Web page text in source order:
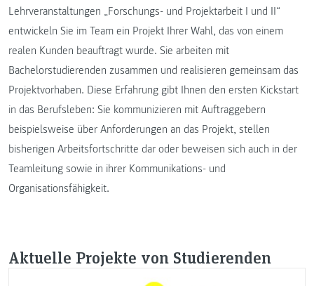
Lehrveranstaltungen „Forschungs- und Projektarbeit I und II“
entwickeln Sie im Team ein Projekt Ihrer Wahl, das von einem
realen Kunden beauftragt wurde. Sie arbeiten mit
Bachelorstudierenden zusammen und realisieren gemeinsam das
Projektvorhaben. Diese Erfahrung gibt Ihnen den ersten Kickstart
in das Berufsleben: Sie kommunizieren mit Auftraggebern
beispielsweise über Anforderungen an das Projekt, stellen
bisherigen Arbeitsfortschritte dar oder beweisen sich auch in der
Teamleitung sowie in ihrer Kommunikations- und
Organisationsfähigkeit.
Aktuelle Projekte von Studierenden